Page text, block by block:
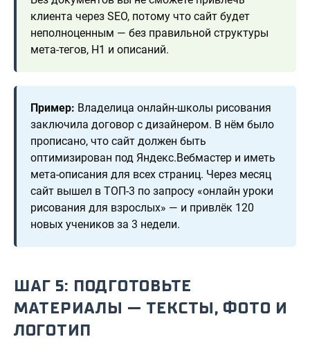
клиента через SEO, потому что сайт будет
неполноценным — без правильной структуры
мета-тегов, H1 и описаний.
Пример: Владелица онлайн-школы рисования
заключила договор с дизайнером. В нём было
прописано, что сайт должен быть
оптимизирован под Яндекс.Вебмастер и иметь
мета-описания для всех страниц. Через месяц
сайт вышел в ТОП-3 по запросу «онлайн уроки
рисования для взрослых» — и привлёк 120
новых учеников за 3 недели.
ШАГ 5: ПОДГОТОВЬТЕ
МАТЕРИАЛЫ — ТЕКСТЫ, ФОТО И
ЛОГОТИП